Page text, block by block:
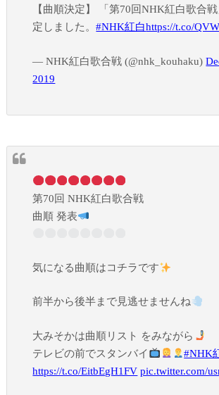
【曲順決定】 「第70回NHK紅白歌合
定しました。#NHK紅白https://t.co/
— NHK紅白歌合戦 (@nhk_kouhaku)
2019
第70回 NHK紅白歌合戦
曲順 発表
気になる曲順はコチラです
前半から後半まで見逃せませんね
大みそかは曲順リスト をみながら
テレビの前でスタンバイ
#NHK
https://t.co/EitbEgH1FV pic.twitter.com/